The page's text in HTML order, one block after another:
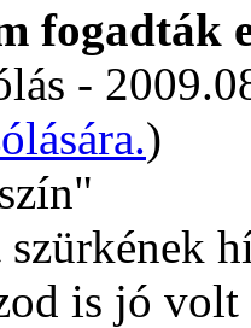
fogadták
-
)
szürkének
is jó volt